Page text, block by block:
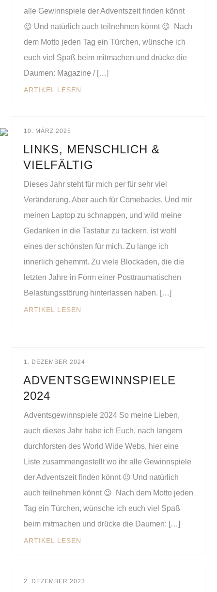
alle Gewinnspiele der Adventszeit finden könnt
😉 Und natürlich auch teilnehmen könnt 😉 Nach
dem Motto jeden Tag ein Türchen, wünsche ich
euch viel Spaß beim mitmachen und drücke die
Daumen: Magazine / […]
ARTIKEL LESEN
10. MÄRZ 2025
LINKS, MENSCHLICH &
VIELFÄLTIG
Dieses Jahr steht für mich per für sehr viel
Veränderung. Aber auch für Comebacks. Und mir
meinen Laptop zu schnappen, und wild meine
Gedanken in die Tastatur zu tackern, ist wohl
eines der schönsten für mich. Zu lange ich
innerlich gehemmt. Zu viele Blockaden, die die
letzten Jahre in Form einer Posttraumatischen
Belastungsstörung hinterlassen haben. […]
ARTIKEL LESEN
1. DEZEMBER 2024
ADVENTSGEWINNSPIELE
2024
Adventsgewinnspiele 2024 So meine Lieben,
auch dieses Jahr habe ich Euch, nach langem
durchforsten des World Wide Webs, hier eine
Liste zusammengestellt wo ihr alle Gewinnspiele
der Adventszeit finden könnt 😉 Und natürlich
auch teilnehmen könnt 😉 Nach dem Motto jeden
Tag ein Türchen, wünsche ich euch viel Spaß
beim mitmachen und drücke die Daumen: […]
ARTIKEL LESEN
2. DEZEMBER 2023